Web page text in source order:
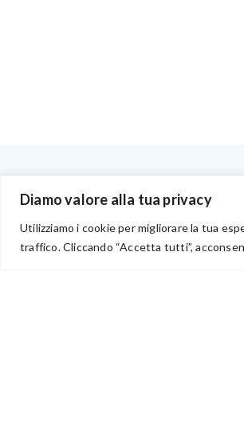
Diamo valore alla tua privacy
Utilizziamo i cookie per migliorare la tua
traffico. Cliccando “Accetta tutti”,